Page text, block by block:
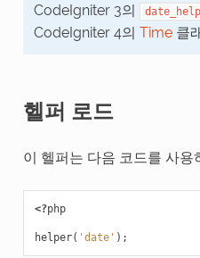
CodeIgniter 3의
CodeIgniter 4의 Time클
헬퍼 로드
이 헬퍼는 다음 코드를 사용
<?php
helper( 'date' );